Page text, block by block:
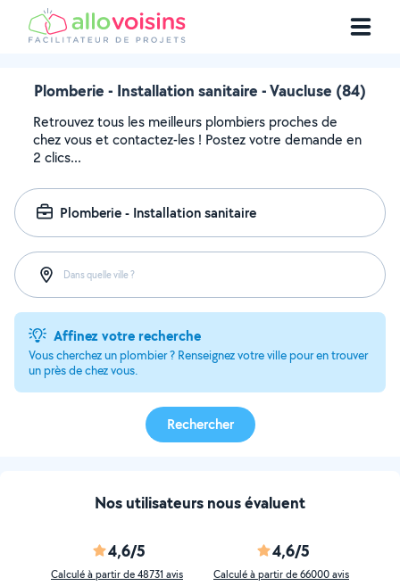
Plomberie - Installation sanitaire - Vaucluse (84)
Retrouvez tous les meilleurs plombiers proches de
chez vous et contactez-les ! Postez votre demande en
2 clics...
Plomberie - Installation sanitaire
Dans quelle ville ?
Affinez votre recherche
Vous cherchez un plombier ? Renseignez votre ville pour en trouver
un près de chez vous.
Rechercher
Nos utilisateurs nous évaluent
4,6/5
Calculé à partir de 48731 avis
4,6/5
Calculé à partir de 66000 avis